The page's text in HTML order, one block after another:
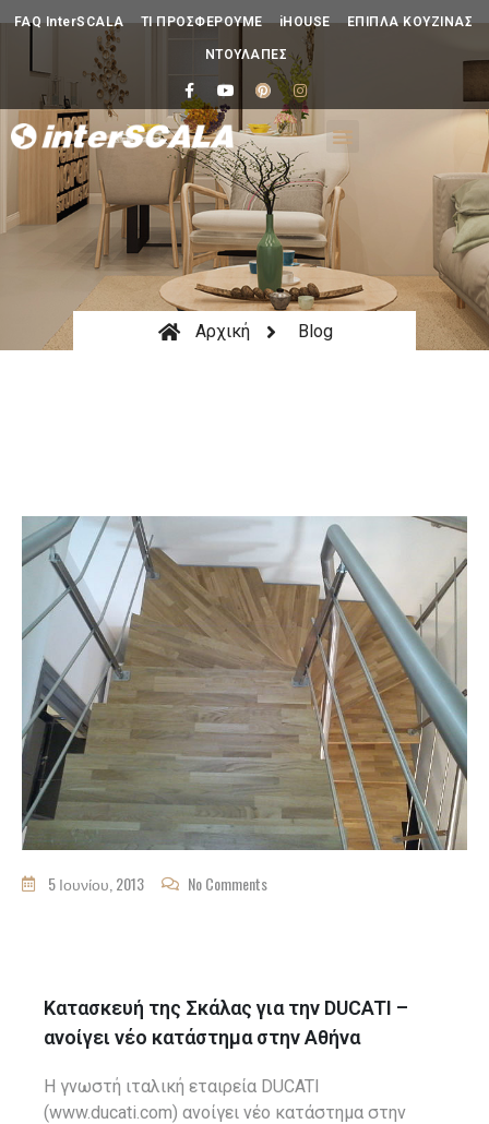
FAQ InterSCALA ΤΙ ΠΡΟΣΦΕΡΟΥΜΕ iHOUSE ΕΠΙΠΛΑ ΚΟΥΖΙΝΑΣ
ΝΤΟΥΛΑΠΕΣ
Αρχική Blog
5 Ιουνίου, 2013 No Comments
Κατασκευή της Σκάλας για την DUCATI –
ανοίγει νέο κατάστημα στην Αθήνα
Η γνωστή ιταλική εταιρεία DUCATI
(www.ducati.com) ανοίγει νέο κατάστημα στην